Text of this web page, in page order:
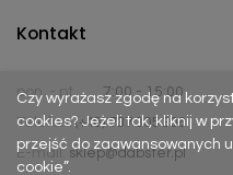
Czy wyrażasz zgodę na
cookies? Jeżeli tak, kliknij w
przejść do zaawansowanych
cookie”.
Kontakt
pon. - pt.
7:00 - 15:00
Telefon:(+48) 737 305 306
E-mail: sklep@dabster.pl